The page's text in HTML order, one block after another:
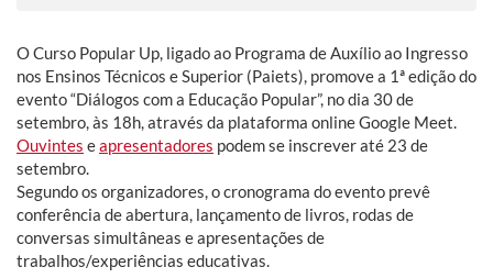
O Curso Popular Up, ligado ao Programa de Auxílio ao Ingresso
nos Ensinos Técnicos e Superior (Paiets), promove a 1ª edição do
evento “Diálogos com a Educação Popular”, no dia 30 de
setembro, às 18h, através da plataforma online Google Meet.
Ouvintes eapresentadores podem se inscrever até 23 de
setembro.
Segundo os organizadores, o cronograma do evento prevê
conferência de abertura, lançamento de livros, rodas de
conversas simultâneas e apresentações de
trabalhos/experiências educativas.